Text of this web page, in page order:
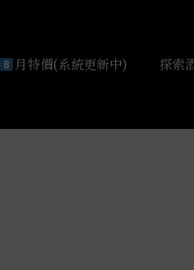
月特價(系統更新中) 探索